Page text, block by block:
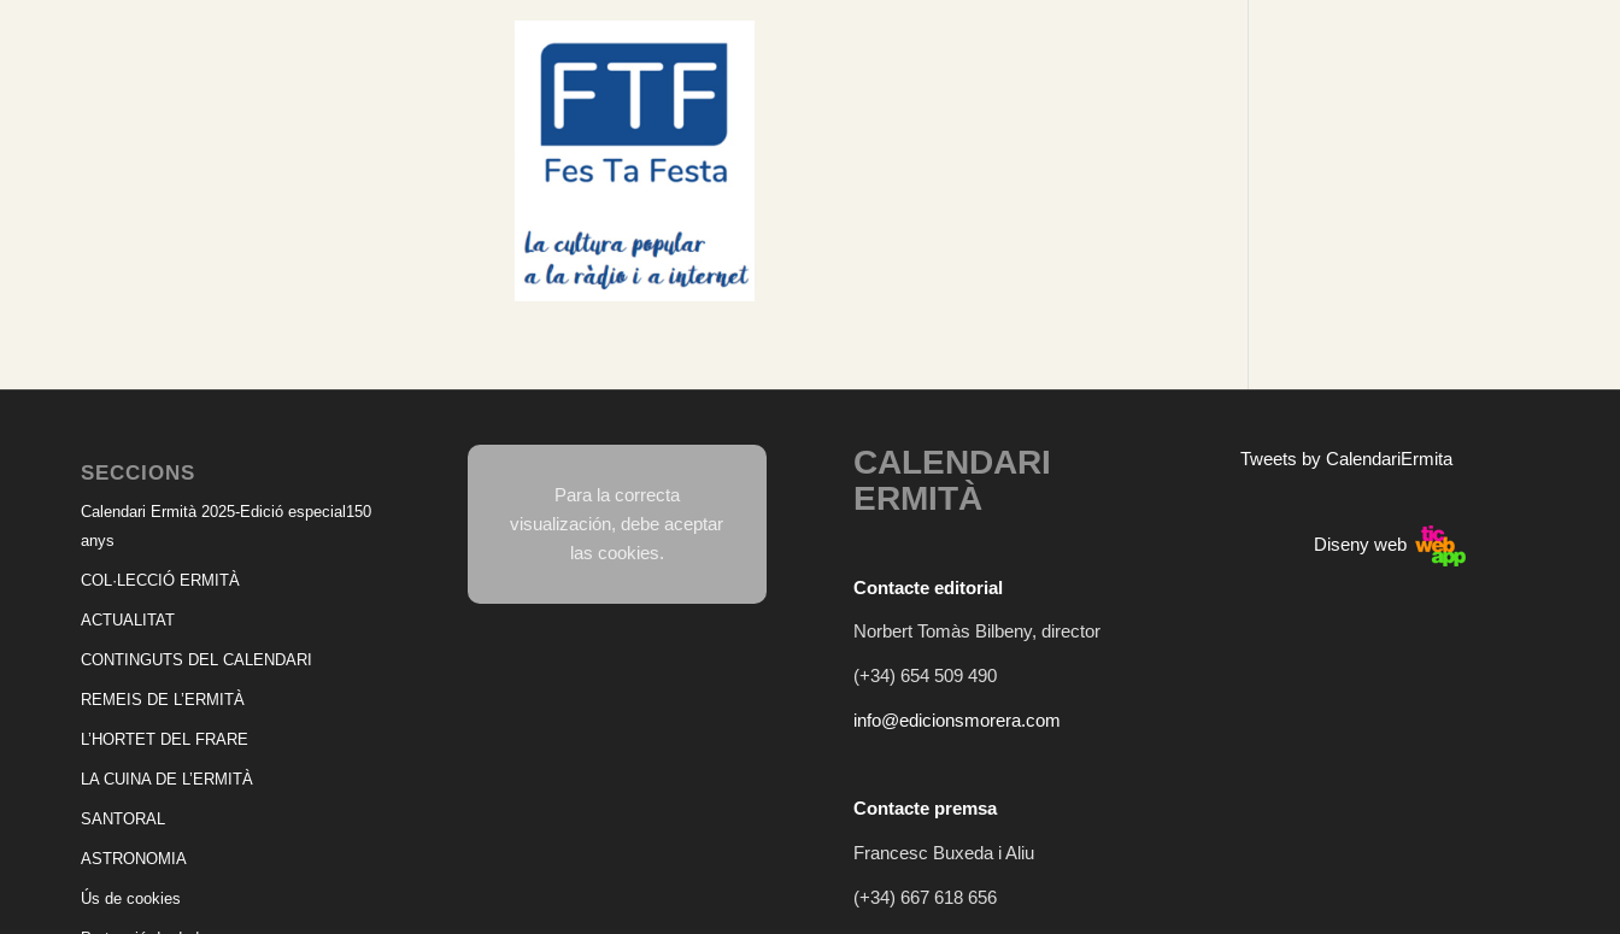
SECCIONS
Calendari Ermità 2025-Edició especial150
anys
COL·LECCIÓ ERMITÀ
ACTUALITAT
CONTINGUTS DEL CALENDARI
REMEIS DE L’ERMITÀ
L’HORTET DEL FRARE
LA CUINA DE L’ERMITÀ
SANTORAL
ASTRONOMIA
Ús de cookies
Para la correcta
visualización, debe aceptar
las cookies.
CALENDARI
ERMITÀ
Contacte editorial
Norbert Tomàs Bilbeny, director
(+34) 654 509 490
info@edicionsmorera.com
Contacte premsa
Francesc Buxeda i Aliu
(+34) 667 618 656
Tweets by CalendariErmita
Diseny web